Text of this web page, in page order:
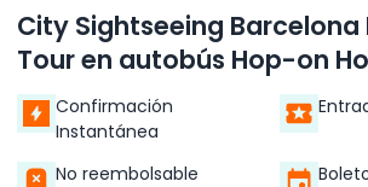
City Sightseeing Barcelona
Tour en autobús Hop-on
Confirmación
Instantánea
No reembolsable